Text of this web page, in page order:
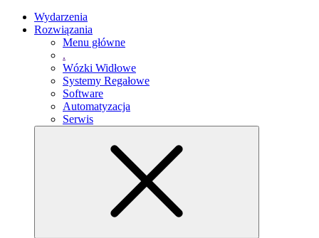
Wydarzenia
Rozwiązania
Menu główne
.
Wózki Widłowe
Systemy Regałowe
Software
Automatyzacja
Serwis